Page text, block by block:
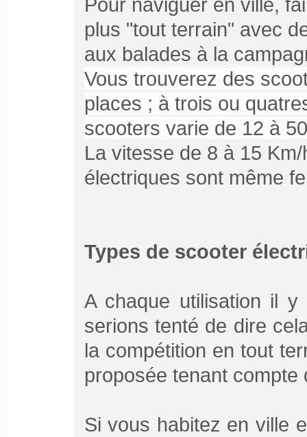
plus "tout terrain" avec
aux balades à la
Vous trouverez des
places ; à trois ou
scooters varie de 12 à
La vitesse de 8 à 15
électriques sont même
Types de scooter
A chaque utilisation il
serions tenté de dire
la compétition en tout
proposée tenant compte
Si vous habitez en ville